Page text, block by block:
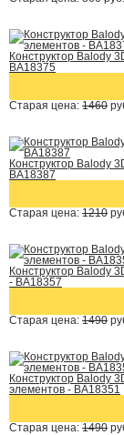
Конструктор Balody
BA18375
Старая цена: 1460
Конструктор Balody
BA18387
Старая цена: 1210
Конструктор Balody
- BA18357
Старая цена: 1490
Конструктор Balody
элементов - BA18351
Старая цена: 1490